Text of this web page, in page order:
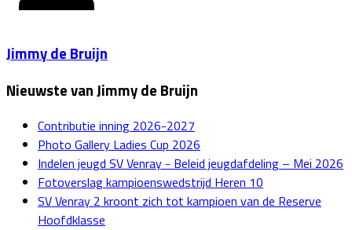
Jimmy de Bruijn
Nieuwste van Jimmy de Bruijn
Contributie inning 2026-2027
Photo Gallery Ladies Cup 2026
Indelen jeugd SV Venray - Beleid jeugdafdeling – Mei 2026
Fotoverslag kampioenswedstrijd Heren 10
SV Venray 2 kroont zich tot kampioen van de Reserve
Hoofdklasse